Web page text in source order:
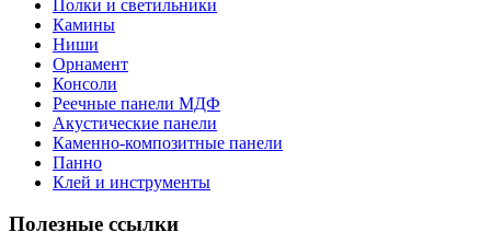
Полки и светильники
Камины
Ниши
Орнамент
Консоли
Реечные панели МДФ
Акустические панели
Каменно-композитные панели
Панно
Клей и инструменты
Полезные ссылки